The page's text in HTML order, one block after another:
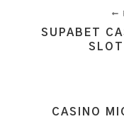
SUPABET
CASINO